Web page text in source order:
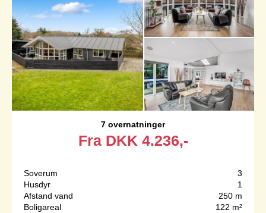
7 overnatninger
Fra DKK 4.236,-
Soverum
3
Husdyr
1
Afstand vand
250 m
Boligareal
122 m²